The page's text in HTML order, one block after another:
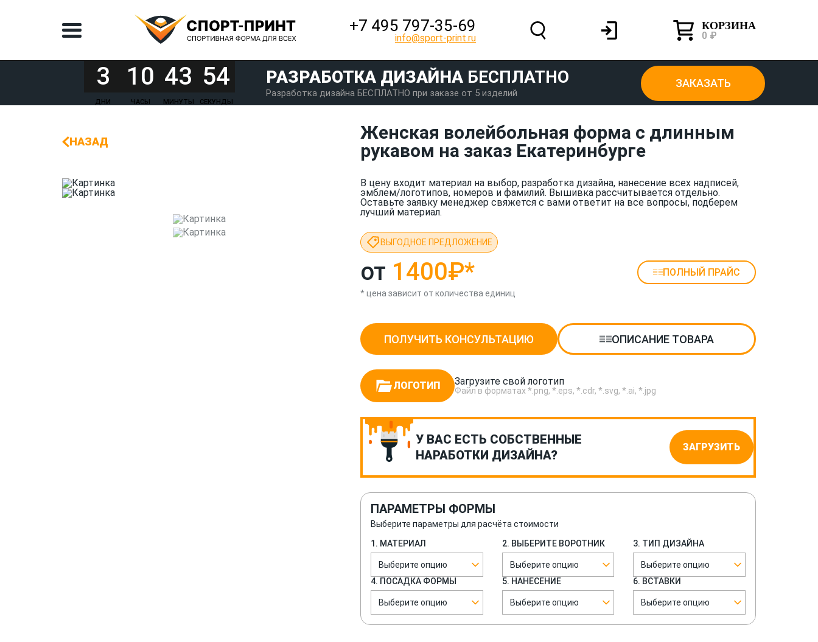
+7 495 797‑35-69
info@sport-print.ru
КОРЗИНА
0 ₽
3
ДНИ
10
ЧАСЫ
43
МИНУТЫ
54
СЕКУНДЫ
РАЗРАБОТКА ДИЗАЙНА БЕСПЛАТНО
Разработка дизайна БЕСПЛАТНО при заказе от 5 изделий
ЗАКАЗАТЬ
НАЗАД
Женская волейбольная форма с длинным
рукавом на заказ Екатеринбурге
В цену входит материал на выбор, разработка дизайна, нанесение всех надписей,
эмблем/логотипов, номеров и фамилий. Вышивка рассчитывается отдельно.
Оставьте заявку менеджер свяжется с вами ответит на все вопросы, подберем
лучший материал.
ВЫГОДНОЕ ПРЕДЛОЖЕНИЕ
от 1400₽* ПОЛНЫЙ ПРАЙС
* цена зависит от количества единиц
ПОЛУЧИТЬ КОНСУЛЬТАЦИЮ ОПИСАНИЕ ТОВАРА
ЛОГОТИП Загрузите свой логотип
Файл в форматах *.png, *.eps, *.cdr, *.svg, *.ai, *.jpg
У ВАС ЕСТЬ СОБСТВЕННЫЕ
НАРАБОТКИ ДИЗАЙНА?
ЗАГРУЗИТЬ
ПАРАМЕТРЫ ФОРМЫ
Выберите параметры для расчёта стоимости
1. МАТЕРИАЛ
Выберите опцию
2. ВЫБЕРИТЕ ВОРОТНИК
Выберите опцию
3. ТИП ДИЗАЙНА
Выберите опцию
4. ПОСАДКА ФОРМЫ
Выберите опцию
5. НАНЕСЕНИЕ
Выберите опцию
6. ВСТАВКИ
Выберите опцию